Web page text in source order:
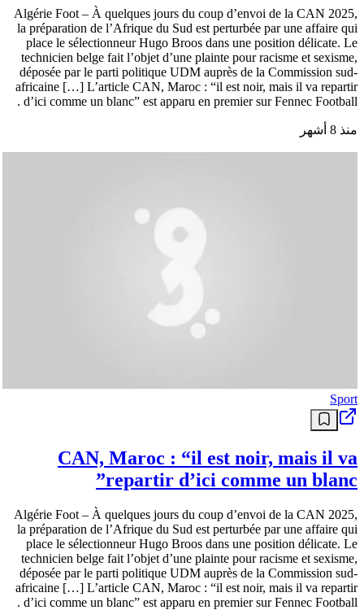
Algérie Foot – À quelques jours du coup d’envoi de la CAN 2025,
la préparation de l’Afrique du Sud est perturbée par une affaire qui
place le sélectionneur Hugo Broos dans une position délicate. Le
technicien belge fait l’objet d’une plainte pour racisme et sexisme,
déposée par le parti politique UDM auprès de la Commission sud-
africaine […] L’article CAN, Maroc : “il est noir, mais il va repartir
d’ici comme un blanc” est apparu en premier sur Fennec Football .
منذ 8 أشهر
Sport
CAN, Maroc : “il est noir, mais il va
repartir d’ici comme un blanc”
Algérie Foot – À quelques jours du coup d’envoi de la CAN 2025,
la préparation de l’Afrique du Sud est perturbée par une affaire qui
place le sélectionneur Hugo Broos dans une position délicate. Le
technicien belge fait l’objet d’une plainte pour racisme et sexisme,
déposée par le parti politique UDM auprès de la Commission sud-
africaine […] L’article CAN, Maroc : “il est noir, mais il va repartir
d’ici comme un blanc” est apparu en premier sur Fennec Football .